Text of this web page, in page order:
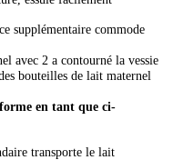
supplémentaire commode
avec 2 a contourné la vessie
bouteilles de lait maternel
forme en tant que ci-
transporte le lait